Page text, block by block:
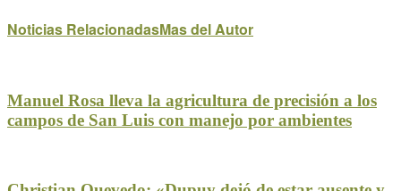
Noticias RelacionadasMas del Autor
Manuel Rosa lleva la agricultura de precisión a los
campos de San Luis con manejo por ambientes